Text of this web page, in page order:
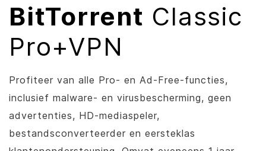
BitTorrent Classic
Pro+VPN
Profiteer van alle Pro- en Ad-Free-functies,
inclusief malware- en virusbescherming, geen
advertenties, HD-mediaspeler,
bestandsconverteerder en eersteklas